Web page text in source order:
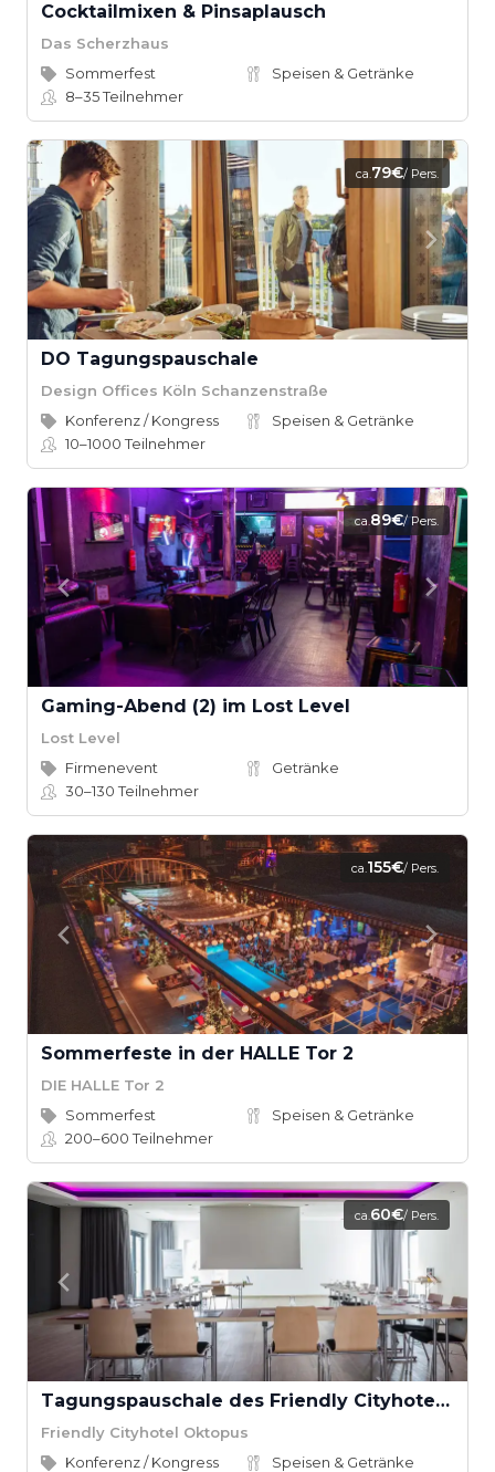
Cocktailmixen & Pinsaplausch
Das Scherzhaus
Sommerfest
Speisen & Getränke
8–35Teilnehmer
ca.79€/ Pers.
DO Tagungspauschale
Design Offices Köln Schanzenstraße
Konferenz / Kongress
Speisen & Getränke
10–1000Teilnehmer
ca.89€/ Pers.
Gaming-Abend (2) im Lost Level
Lost Level
Firmenevent
Getränke
30–130Teilnehmer
ca.155€/ Pers.
Sommerfeste in der HALLE Tor 2
DIE HALLE Tor 2
Sommerfest
Speisen & Getränke
200–600Teilnehmer
ca.60€/ Pers.
Tagungspauschale des Friendly Cityhotel Oktopus
Friendly Cityhotel Oktopus
Konferenz / Kongress
Speisen & Getränke